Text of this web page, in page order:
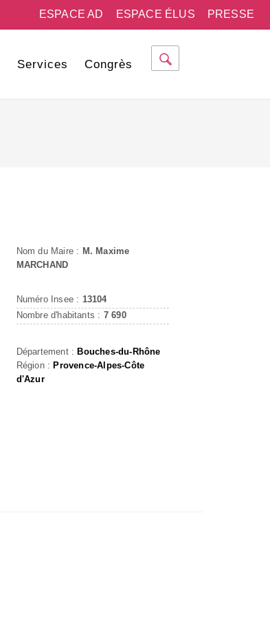
PRESSE
ESPACE ÉLUS
ESPACE AD
Services Congrès
Nom du Maire : M. Maxime
MARCHAND
Numéro Insee : 13104
Nombre d'habitants : 7 690
Département : Bouches-du-Rhône
Région : Provence-Alpes-Côte
d'Azur